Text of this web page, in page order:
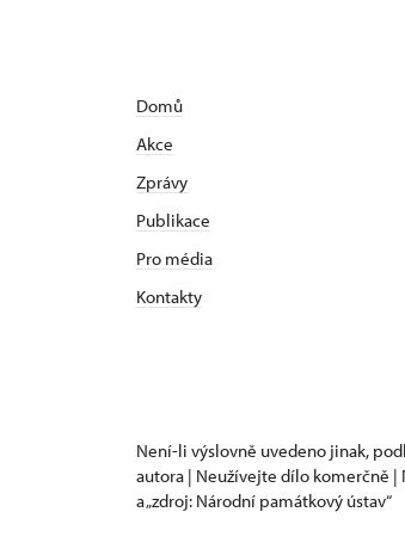
Domů
Akce
Zprávy
Publikace
Pro média
Kontakty
Není-li výslovně uvedeno jinak,
autora | Neužívejte dílo komerčně |
a „zdroj: Národní památkový ústav“